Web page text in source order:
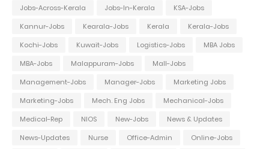
Jobs-Across-Kerala
Jobs-In-Kerala
KSA-Jobs
Kannur-Jobs
Kearala-Jobs Kerala
Kerala-Jobs
Kochi-Jobs
Kuwait-Jobs Logistics-Jobs
MBA Jobs
MBA-Jobs
Malappuram-Jobs
Mall-Jobs
Management-Jobs
Manager-Jobs
Marketing Jobs
Marketing-Jobs
Mech. Eng Jobs
Mechanical-Jobs
Medical-Rep
NIOS New-Jobs
News & Updates
News-Updates
Nurse Office-Admin
Online-Jobs